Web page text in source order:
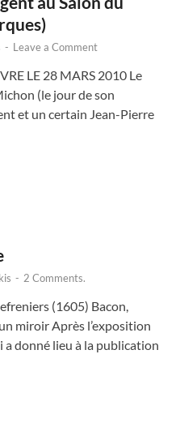
- Leave a Comment
LE 28 MARS 2010 Le
(le jour de son
et un certain Jean-Pierre
- 2 Comments.
(1605) Bacon,
miroir Après l’exposition
a donné lieu à la publication